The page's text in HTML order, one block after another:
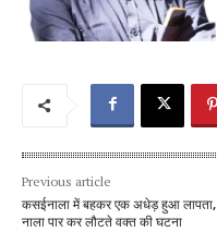
Previous article
कसईनाला में बहकर एक अधेड़ हुआ लापता,
नाला पार कर लौटते वक्त की घटना